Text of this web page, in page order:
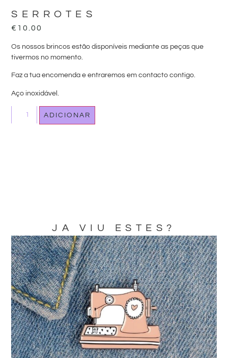
SERROTES
€ 10.00
Os nossos brincos estão disponíveis mediante as peças que
tivermos no momento.
Faz a tua encomenda e entraremos em contacto contigo.
Aço inoxidável.
ADICIONAR
JA VIU ESTES?